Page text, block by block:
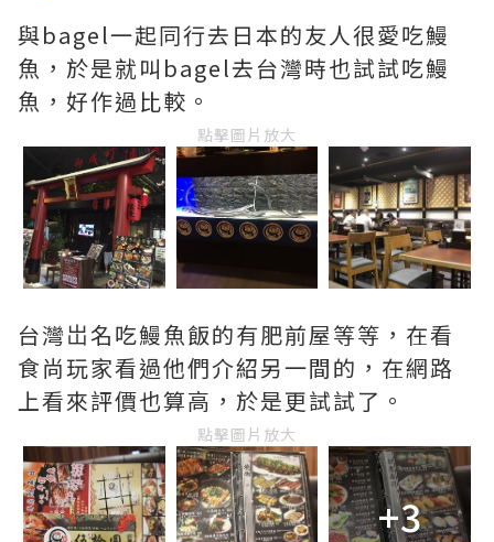
與bagel一起同行去日本的友人很愛吃鰻
魚，於是就叫bagel去台灣時也試試吃鰻
魚，好作過比較。
點擊圖片放大
台灣岀名吃鰻魚飯的有肥前屋等等，在看
食尚玩家看過他們介紹另一間的，在網路
上看來評價也算高，於是更試試了。
點擊圖片放大
+3